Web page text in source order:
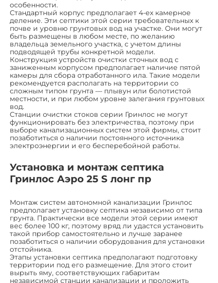
особенности.
Стандартный корпус предполагает 4-ех камерное
деление. Эти септики этой серии требовательных к
почве и уровню грунтовых вод на участке. Они могут
быть размещены в любом месте, по желанию
владельца земельного участка, с учетом длины
подводящей трубы конкретной модели.
Конструкция устройств очистки сточных вод с
заниженным корпусом предполагает наличие пятой
камеры для сбора отработанного ила. Такие модели
рекомендуется располагать на территории со
сложным типом грунта — плывун или болотистой
местности, и при любом уровне залегания грунтовых
вод.
Станции очистки стоков серии Гринлос не могут
функционировать без электричества, поэтому при
выборе канализационных систем этой фирмы, стоит
позаботиться о наличии постоянного источника
электроэнергии и его бесперебойной работы.
Установка и монтаж септика
Гринлос Аэро 25 S лонг пр
Монтаж систем автономной канализации Гринлос
предполагает установку септика независимо от типа
грунта. Практически все модели этой серии имеют
вес более 100 кг, поэтому вряд ли удастся установить
такой прибор самостоятельно и лучше заранее
позаботиться о наличии оборудования для установки
отстойника.
Этапы установки септика предполагают подготовку
территории под его размещение. Для этого стоит
вырыть яму, соответствующих габаритам
независимой станции канализации и проложить